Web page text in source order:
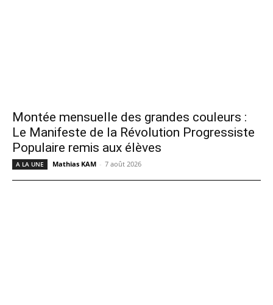
Montée mensuelle des grandes couleurs :
Le Manifeste de la Révolution Progressiste
Populaire remis aux élèves
A LA UNE Mathias KAM - 7 août 2026